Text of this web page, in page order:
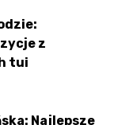
z
tui
Najlepsze